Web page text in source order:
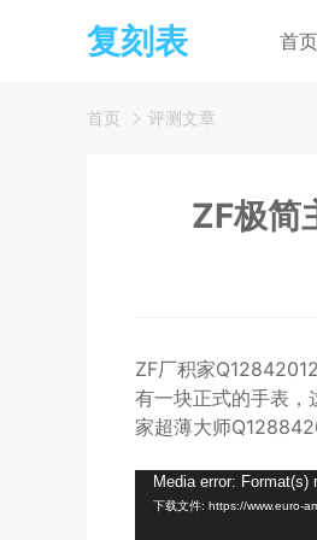
复刻表 首页
首页 评测文章
ZF极
ZF厂积家
有一块正式的手表
家超薄大师
Media error: Format(s)
下载文件: https://www.euro-